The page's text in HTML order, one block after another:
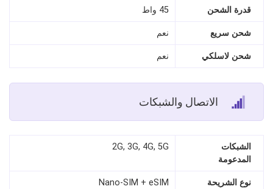
قدرة الشحن 45 واط
شحن سريع نعم
شحن لاسلكي نعم
الاتصال والشبكات
الشبكات
المدعومة
2G, 3G, 4G, 5G
نوع الشريحة Nano‑SIM + eSIM